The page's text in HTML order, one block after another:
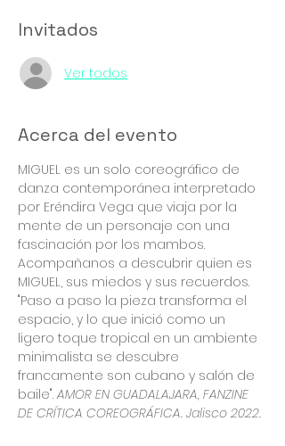
Invitados
Ver todos
Acerca del evento
MIGUEL es un solo coreográfico de
danza contemporánea interpretado
por Eréndira Vega que viaja por la
mente de un personaje con una
fascinación por los mambos.
Acompañanos a descubrir quien es
MIGUEL, sus miedos y sus recuerdos.
"Paso a paso la pieza transforma el
espacio, y lo que inició como un
ligero toque tropical en un ambiente
minimalista se descubre
francamente son cubano y salón de
baile". AMOR EN GUADALAJARA, FANZINE
DE CRÍTICA COREOGRÁFICA. Jalisco 2022.